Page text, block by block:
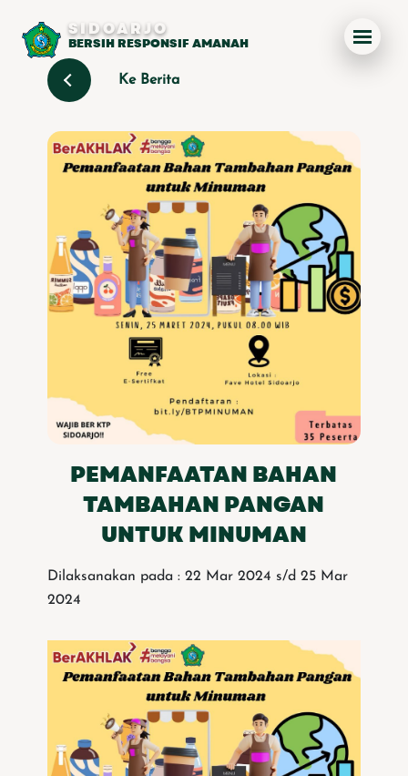
SIDOARJO
BERSIH RESPONSIF AMANAH
Ke Berita
PEMANFAATAN BAHAN
TAMBAHAN PANGAN
UNTUK MINUMAN
Dilaksanakan pada : 22 Mar 2024 s/d 25 Mar
2024